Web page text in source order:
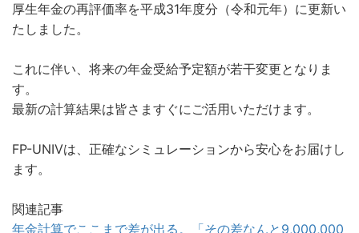
厚生年金の再評価率を平成31年度分（令和元年）に更新い
たしました。
これに伴い、将来の年金受給予定額が若干変更となりま
す。
最新の計算結果は皆さますぐにご活用いただけます。
FP-UNIVは、正確なシミュレーションから安心をお届けし
ます。
関連記事
年金計算でここまで差が出る。「その差なんと9,000,000